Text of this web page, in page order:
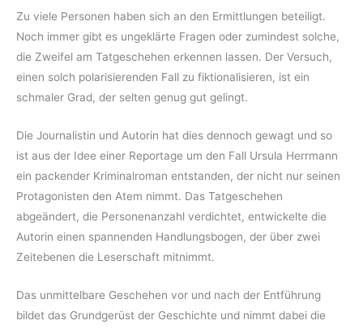
Zu viele Personen haben sich an den Ermittlungen beteiligt.
Noch immer gibt es ungeklärte Fragen oder zumindest solche,
die Zweifel am Tatgeschehen erkennen lassen. Der Versuch,
einen solch polarisierenden Fall zu fiktionalisieren, ist ein
schmaler Grad, der selten genug gut gelingt.
Die Journalistin und Autorin hat dies dennoch gewagt und so
ist aus der Idee einer Reportage um den Fall Ursula Herrmann
ein packender Kriminalroman entstanden, der nicht nur seinen
Protagonisten den Atem nimmt. Das Tatgeschehen
abgeändert, die Personenanzahl verdichtet, entwickelte die
Autorin einen spannenden Handlungsbogen, der über zwei
Zeitebenen die Leserschaft mitnimmt.
Das unmittelbare Geschehen vor und nach der Entführung
bildet das Grundgerüst der Geschichte und nimmt dabei die